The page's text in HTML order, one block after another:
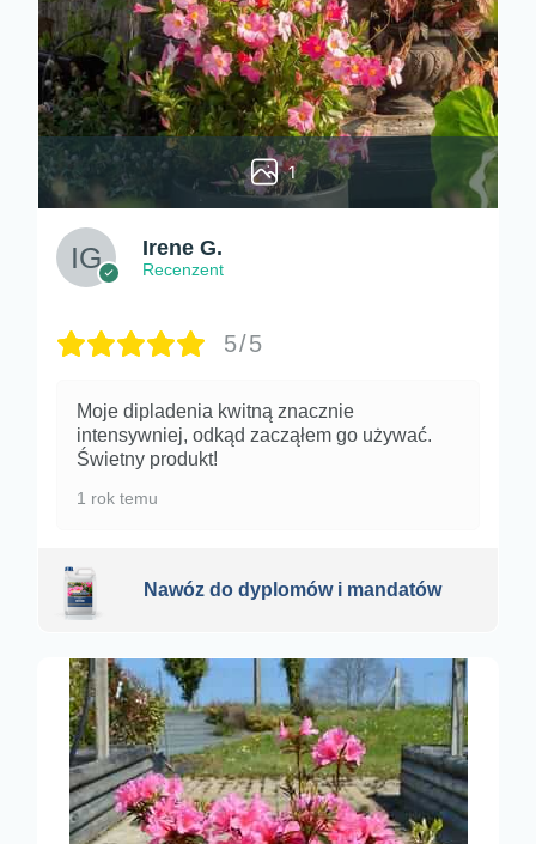
1
Irene G.
Recenzent
5/5
Moje dipladenia kwitną znacznie
intensywniej, odkąd zacząłem go używać.
Świetny produkt!
1 rok temu
Nawóz do dyplomów i mandatów